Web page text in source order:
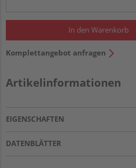
In den Warenkorb
Komplettangebot anfragen
Artikelinformationen
EIGENSCHAFTEN
DATENBLÄTTER